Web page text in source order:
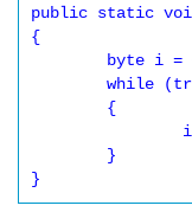
public static void
{
}